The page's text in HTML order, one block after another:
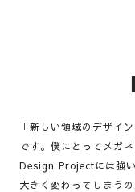
「新しい領域のデザイ
です。僕にとってメガ
Design Projectには強
大きく変わってしまう